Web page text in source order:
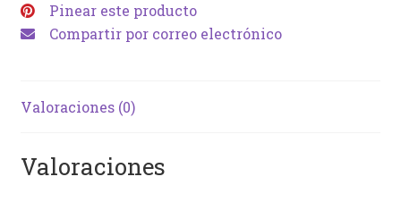
Pinear este producto
Compartir por correo electrónico
Valoraciones (0)
Valoraciones